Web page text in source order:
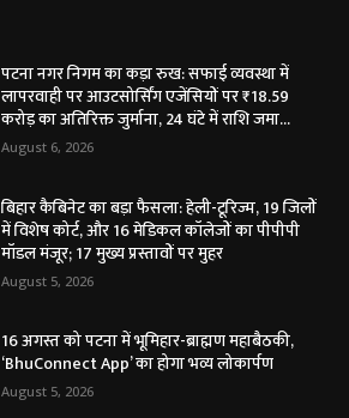
पटना नगर निगम का कड़ा रुख: सफाई व्यवस्था में
लापरवाही पर आउटसोर्सिंग एजेंसियों पर ₹18.59
करोड़ का अतिरिक्त जुर्माना, 24 घंटे में राशि जमा...
August 6, 2026
बिहार कैबिनेट का बड़ा फैसला: हेली-टूरिज्म, 19 जिलों
में विशेष कोर्ट, और 16 मेडिकल कॉलेजों का पीपीपी
मॉडल मंजूर; 17 मुख्य प्रस्तावों पर मुहर
August 5, 2026
16 अगस्त को पटना में भूमिहार-ब्राह्मण महाबैठकी,
‘BhuConnect App’ का होगा भव्य लोकार्पण
August 5, 2026